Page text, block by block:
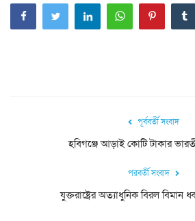
পূর্ববর্তী সংবাদ
হবিগঞ্জে আড়াই কোটি টাকার
পরবর্তী সংবাদ
যুক্তরাষ্ট্রের অত্যাধুনিক বিরল বিমান